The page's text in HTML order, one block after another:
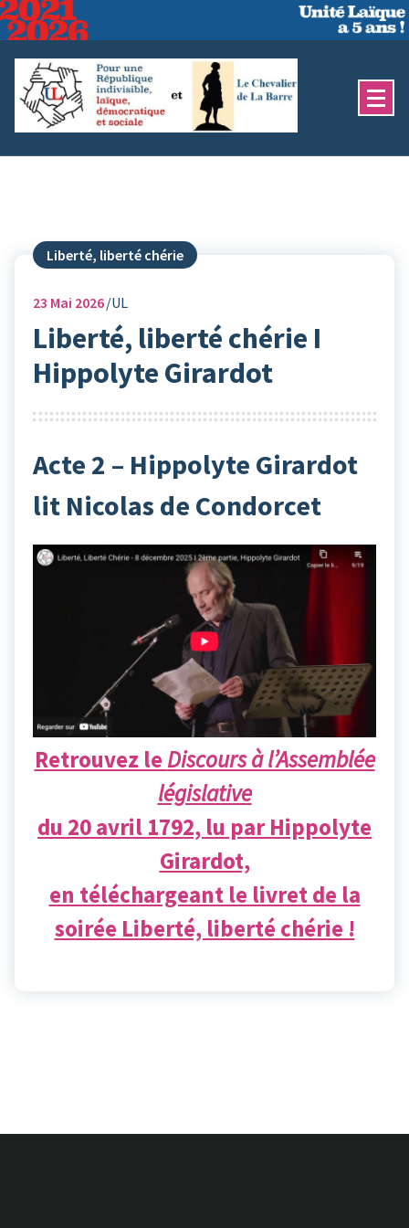
Aller
au
contenu
Liberté, liberté chérie
23 Mai 2026 UL
Liberté, liberté chérie I
Hippolyte Girardot
Acte 2 – Hippolyte Girardot
lit Nicolas de Condorcet
Retrouvez leDiscours à l’Assemblée
législative
du 20 avril 1792, lu par Hippolyte
Girardot,
en téléchargeant le livret de la
soirée Liberté, liberté chérie !